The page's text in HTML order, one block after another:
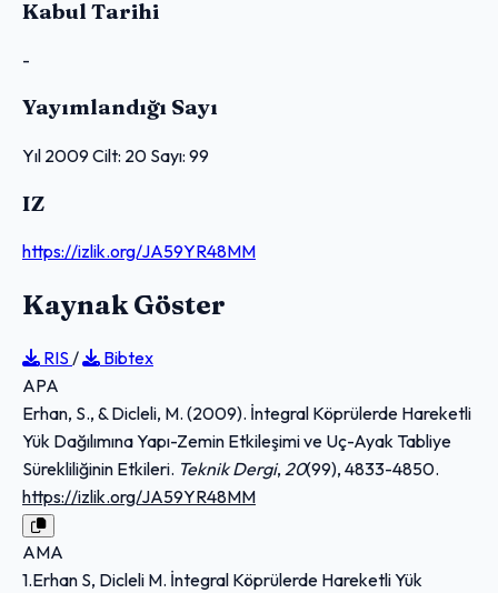
Kabul Tarihi
-
Yayımlandığı Sayı
Yıl 2009 Cilt: 20 Sayı: 99
IZ
https://izlik.org/JA59YR48MM
Kaynak Göster
RIS /
Bibtex
APA
Erhan, S., & Dicleli, M. (2009). İntegral Köprülerde Hareketli
Yük Dağılımına Yapı-Zemin Etkileşimi ve Uç-Ayak Tabliye
Sürekliliğinin Etkileri. Teknik Dergi, 20(99), 4833-4850.
https://izlik.org/JA59YR48MM
AMA
1.Erhan S, Dicleli M. İntegral Köprülerde Hareketli Yük